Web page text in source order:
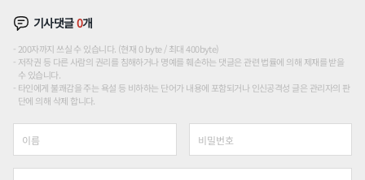
기사댓글0개
200자까지 쓰실 수 있습니다. (현재 0 byte / 최대 400byte)
저작권 등 다른 사람의 권리를 침해하거나 명예를 훼손하는 댓글은 관련 법률에 의해 제재를 받을
수 있습니다.
타인에게 불쾌감을 주는 욕설 등 비하하는 단어가 내용에 포함되거나 인신공격성 글은 관리자의 판
단에 의해 삭제 합니다.